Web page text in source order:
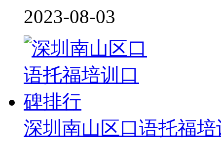
2023-08-03
深圳南山区口语托福